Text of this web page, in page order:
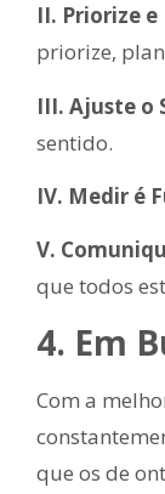
II. Priorize
priorize,
III. Ajuste o
sentido.
IV. Medir é
V.
que todos
4. Em
Com a
que os de